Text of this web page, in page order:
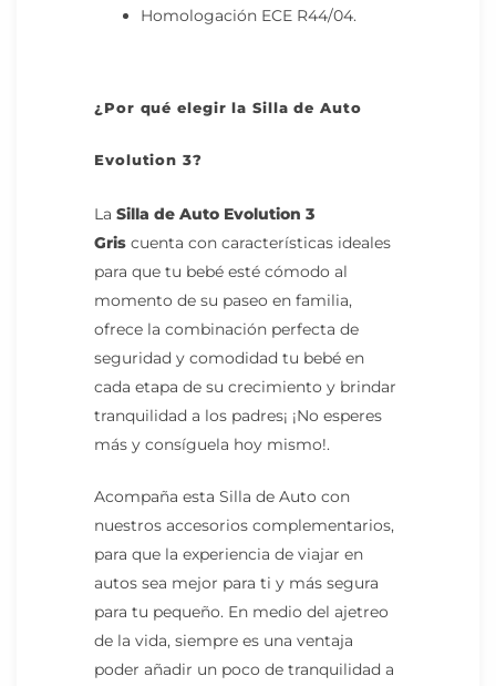
Homologación ECE R44/04.
¿Por qué elegir la Silla de Auto
Evolution 3?
La Silla de Auto Evolution 3
Gris cuenta con características ideales
para que tu bebé esté cómodo al
momento de su paseo en familia,
ofrece la combinación perfecta de
seguridad y comodidad tu bebé en
cada etapa de su crecimiento y brindar
tranquilidad a los padres¡ ¡No esperes
más y consíguela hoy mismo!.
Acompaña esta Silla de Auto con
nuestros accesorios complementarios,
para que la experiencia de viajar en
autos sea mejor para ti y más segura
para tu pequeño. En medio del ajetreo
de la vida, siempre es una ventaja
poder añadir un poco de tranquilidad a